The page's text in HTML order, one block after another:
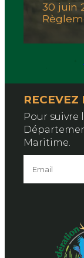
30 juin
RECEVEZ
Pour suivre
Maritime.